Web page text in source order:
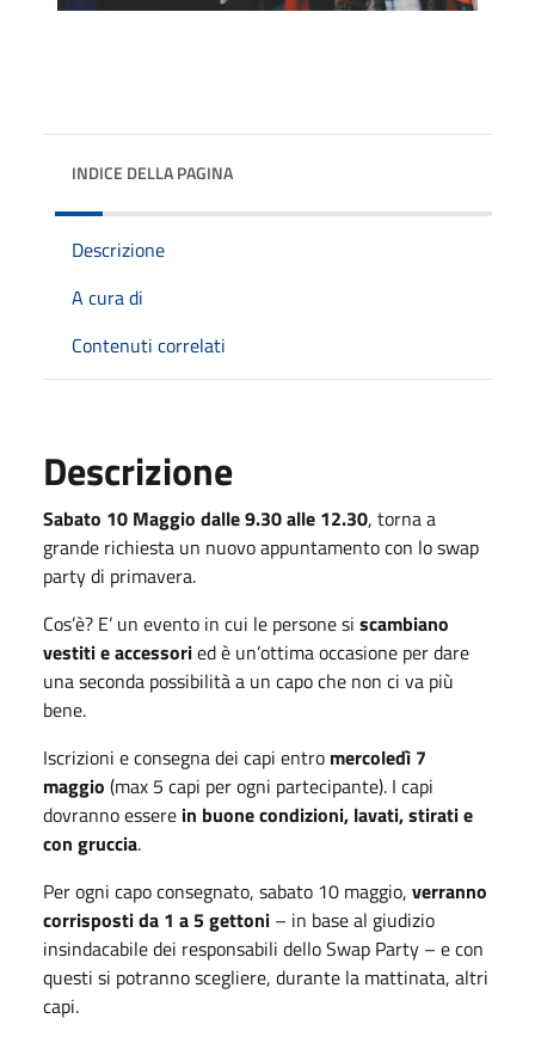
INDICE DELLA PAGINA
Descrizione
A cura di
Contenuti correlati
Descrizione
Sabato 10 Maggio dalle 9.30 alle 12.30, torna a
grande richiesta un nuovo appuntamento con lo swap
party di primavera.
Cos’è? E’ un evento in cui le persone si scambiano
vestiti e accessoried è un’ottima occasione per dare
una seconda possibilità a un capo che non ci va più
bene.
Iscrizioni e consegna dei capi entro mercoledì 7
maggio (max 5 capi per ogni partecipante). I capi
dovranno essere in buone condizioni, lavati, stirati e
con gruccia.
Per ogni capo consegnato, sabato 10 maggio, verranno
corrisposti da 1 a 5 gettoni – in base al giudizio
insindacabile dei responsabili dello Swap Party – e con
questi si potranno scegliere, durante la mattinata, altri
capi.